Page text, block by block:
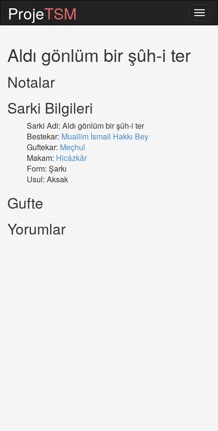
ProjeTSM
Aldı gönlüm bir şûh-i ter
Notalar
Sarki Bilgileri
Sarki Adi: Aldı gönlüm bir şûh-i ter
Bestekar: Muallim İsmail Hakkı Bey
Guftekar: Meçhul
Makam: Hicâzkâr
Form: Şarkı
Usul: Aksak
Gufte
Yorumlar